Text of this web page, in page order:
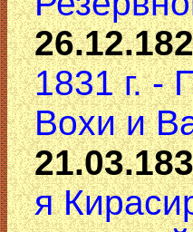
1831 г. -
Вохи и
я